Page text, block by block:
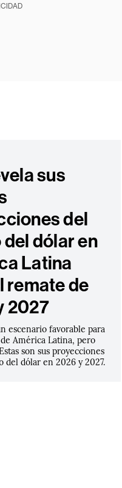
sus
del
dólar en
Latina
remate de
2027
escenario favorable para
América Latina, pero
son sus proyecciones
del dólar en 2026 y 2027.